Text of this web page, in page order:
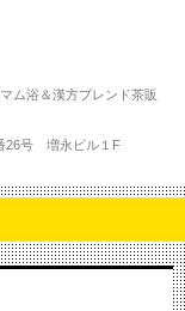
ム浴＆漢方ブレンド茶販
1番26号 増永ビル１F